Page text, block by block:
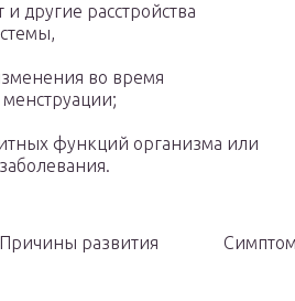
другие расстройства
во время
функций организма или
Причины развития